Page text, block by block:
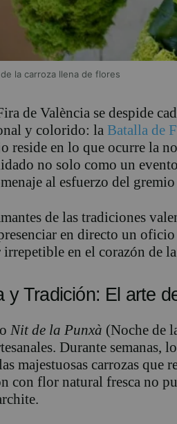
la carroza llena de flores
de València se despide
y colorido: la Batalla de
reside en lo que ocurre la
no solo como un
al esfuerzo del
de las tradiciones
en directo un
irrepetible en el corazón de
y Tradición: El arte
Nit de la Punxà (Noche de
Durante semanas,
majestuosas carrozas que
con flor natural fresca no